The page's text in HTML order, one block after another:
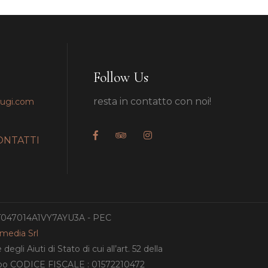
Follow Us
resta in contatto con noi!
- PEC
Srl
Aiuti di Stato di cui all’art. 52 della
CODICE FISCALE : 01572210472